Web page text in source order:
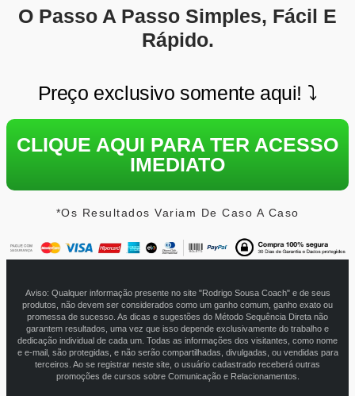
O Passo A Passo Simples, Fácil E
Rápido.
Preço exclusivo somente aqui! ⤵
CLIQUE AQUI PARA TER ACESSO
IMEDIATO
*Os Resultados Variam De Caso A Caso
Aviso: Qualquer informação presente no site "Rodrigo Sousa Coach" e de seus
produtos, não devem ser considerados como um ganho comum, ganho exato ou
promessa de sucesso. As dicas e sugestões do Método Sequência Direta não
garantem resultados, uma vez que isso depende exclusivamente do trabalho e
dedicação individual de cada um. Todas as informações dos visitantes, como nome
e e-mail, são protegidas, e não serão compartilhadas, divulgadas, ou vendidas para
terceiros. Ao se registrar neste site, o usuário cadastrado receberá outras
promoções de cursos sobre Comunicação e Relacionamentos.